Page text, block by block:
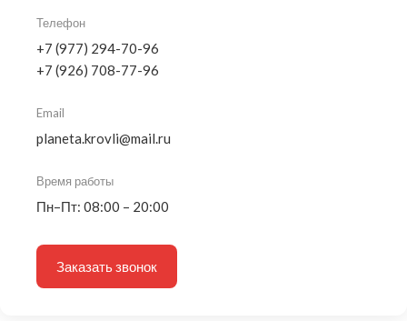
Телефон
+7 (977) 294-70-96
+7 (926) 708-77-96
Email
planeta.krovli@mail.ru
Время работы
Пн–Пт: 08:00 – 20:00
Заказать звонок